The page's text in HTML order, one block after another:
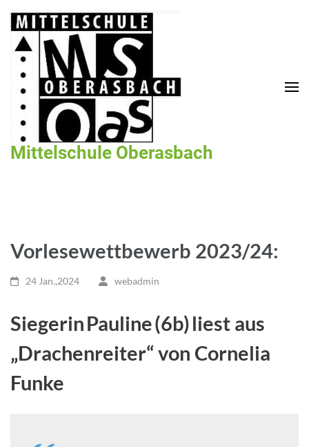
Inhalt
springen
(Enter
drücken)
Mittelschule Oberasbach
Vorlesewettbewerb 2023/24:
24 Jan.,2024 webadmin
Siegerin Pauline (6b) liest aus
„Drachenreiter“ von Cornelia
Funke